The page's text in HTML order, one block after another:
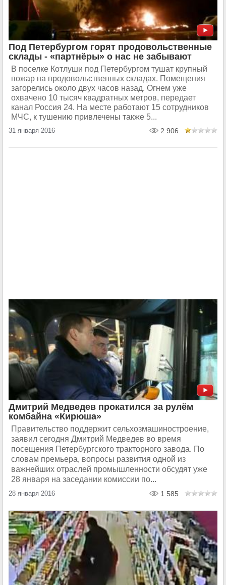
Под Петербургом горят продовольственные
склады - «партнёры» о нас не забывают
В поселке Котлуши под Петербургом тушат крупный
пожар на продовольственных складах. Помещения
загорелись около двух часов назад. Огнем уже
охвачено 10 тысяч квадратных метров, передает
канал Россия 24. На месте работают 15 сотрудников
МЧС, к тушению привлечены также 5...
31 января 2016 2 906
Дмитрий Медведев прокатился за рулём
комбайна «Кирюша»
Правительство поддержит сельхозмашиностроение,
заявил сегодня Дмитрий Медведев во время
посещения Петербургского тракторного завода. По
словам премьера, вопросы развития одной из
важнейших отраслей промышленности обсудят уже
28 января на заседании комиссии по...
28 января 2016 1 585